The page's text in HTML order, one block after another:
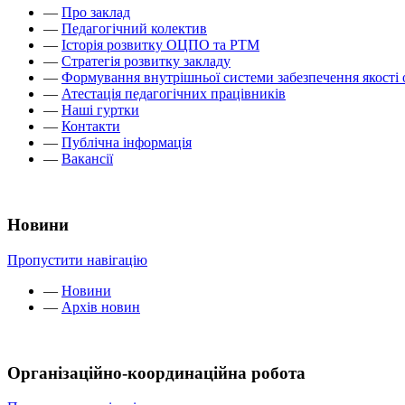
— Про заклад
— Педагогічний колектив
— Історія розвитку ОЦПО та РТМ
— Стратегія розвитку закладу
— Формування внутрішньої системи забезпечення якості
— Атестація педагогічних працівників
— Наші гуртки
— Контакти
— Публічна інформація
— Вакансії
Новини
Пропустити навігацію
— Новини
— Архів новин
Організаційно-координаційна робота